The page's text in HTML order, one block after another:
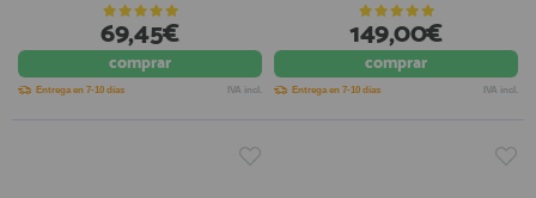
69,45€
comprar
Entrega en 7-10 días IVA incl.
149,00€
comprar
Entrega en 7-10 días IVA incl.